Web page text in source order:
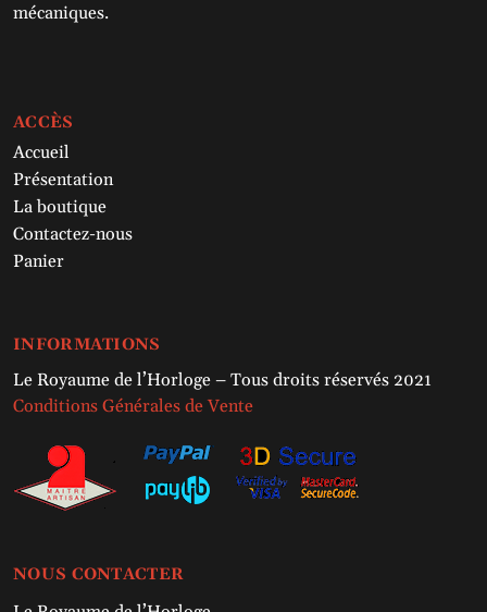
mécaniques.
ACCÈS
Accueil
Présentation
La boutique
Contactez-nous
Panier
INFORMATIONS
Le Royaume de l’Horloge – Tous droits réservés 2021
Conditions Générales de Vente
NOUS CONTACTER